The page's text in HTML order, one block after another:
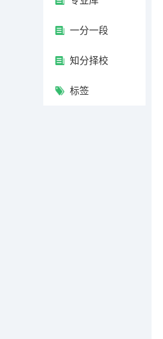
一分一段
知分择校
标签